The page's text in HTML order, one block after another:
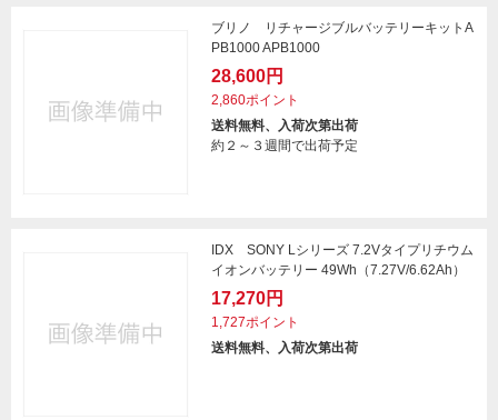
ブリノ リチャージブルバッテリーキットA
PB1000 APB1000
28,600円
2,860ポイント
送料無料、入荷次第出荷
約２～３週間で出荷予定
IDX SONY Lシリーズ 7.2Vタイプリチウム
イオンバッテリー 49Wh（7.27V/6.62Ah）
17,270円
1,727ポイント
送料無料、入荷次第出荷